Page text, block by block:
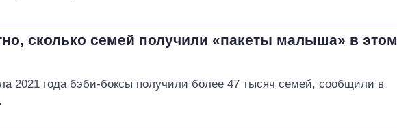
сколько семей получили «пакеты малыша» в этом
2021 года бэби-боксы получили более 47 тысяч семей, сообщили в